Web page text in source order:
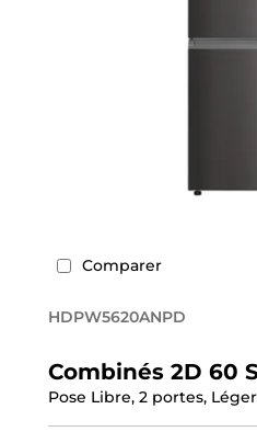
Comparer
HDPW5620ANPD
Combinés 2D 60
Pose Libre, 2 portes,